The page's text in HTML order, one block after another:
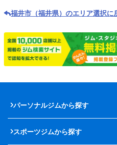
福井市（福井県）のエリア選択に
パーソナルジムから探す
スポーツジムから探す